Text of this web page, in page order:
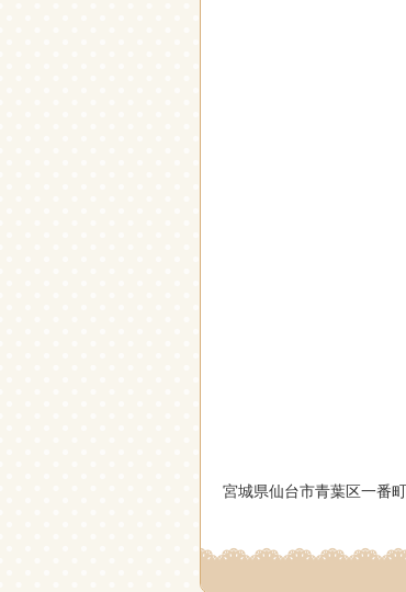
宮城県仙台市青葉区一番